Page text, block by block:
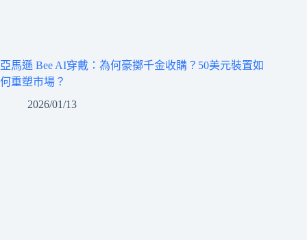
亞馬遜 Bee AI穿戴：為何豪擲千金收購？50美元裝置如
何重塑市場？
2026/01/13